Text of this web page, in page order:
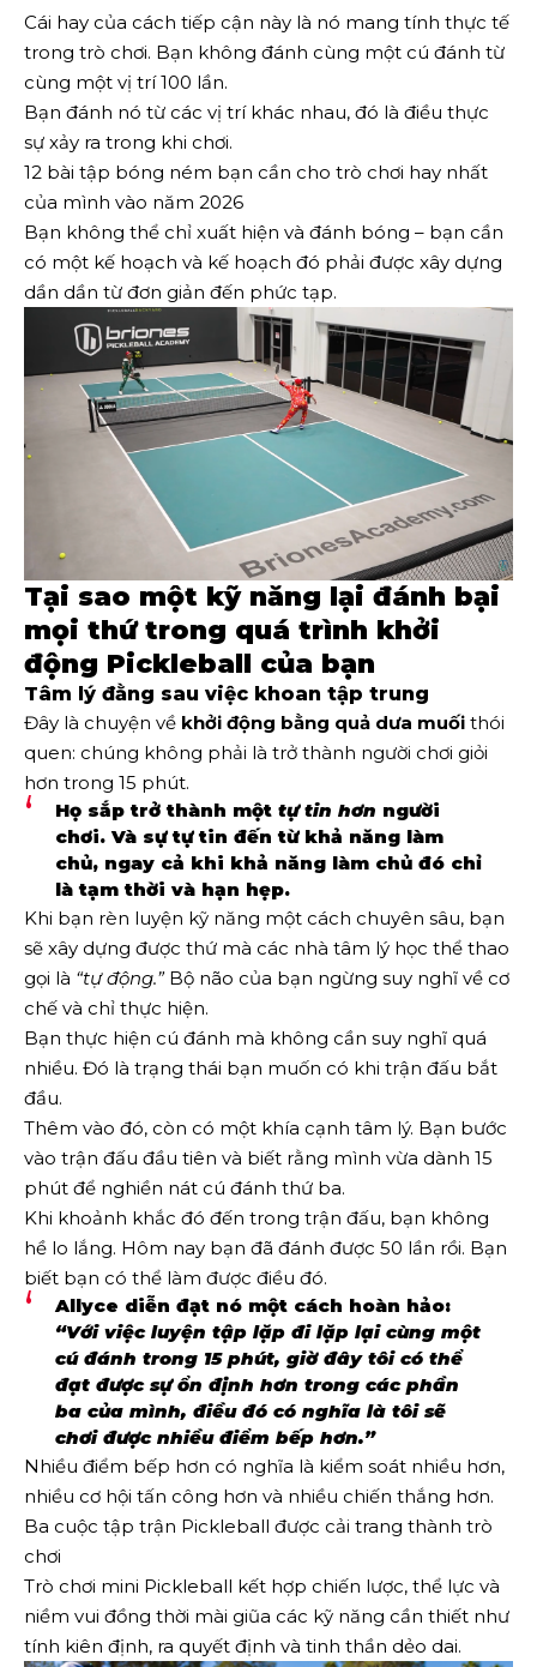
Cái hay của cách tiếp cận này là nó mang tính thực tế
trong trò chơi. Bạn không đánh cùng một cú đánh từ
cùng một vị trí 100 lần.
Bạn đánh nó từ các vị trí khác nhau, đó là điều thực
sự xảy ra trong khi chơi.
12 bài tập bóng ném bạn cần cho trò chơi hay nhất
của mình vào năm 2026
Bạn không thể chỉ xuất hiện và đánh bóng – bạn cần
có một kế hoạch và kế hoạch đó phải được xây dựng
dần dần từ đơn giản đến phức tạp.
Tại sao một kỹ năng lại đánh bại
mọi thứ trong quá trình khởi
động Pickleball của bạn
Tâm lý đằng sau việc khoan tập trung
Đây là chuyện về khởi động bằng quả dưa muối thói
quen: chúng không phải là trở thành người chơi giỏi
hơn trong 15 phút.
Họ sắp trở thành một tự tin hơn người
chơi. Và sự tự tin đến từ khả năng làm
chủ, ngay cả khi khả năng làm chủ đó chỉ
là tạm thời và hạn hẹp.
Khi bạn rèn luyện kỹ năng một cách chuyên sâu, bạn
sẽ xây dựng được thứ mà các nhà tâm lý học thể thao
gọi là “tự động.”Bộ não của bạn ngừng suy nghĩ về cơ
chế và chỉ thực hiện.
Bạn thực hiện cú đánh mà không cần suy nghĩ quá
nhiều. Đó là trạng thái bạn muốn có khi trận đấu bắt
đầu.
Thêm vào đó, còn có một khía cạnh tâm lý. Bạn bước
vào trận đấu đầu tiên và biết rằng mình vừa dành 15
phút để nghiền nát cú đánh thứ ba.
Khi khoảnh khắc đó đến trong trận đấu, bạn không
hề lo lắng. Hôm nay bạn đã đánh được 50 lần rồi. Bạn
biết bạn có thể làm được điều đó.
Allyce diễn đạt nó một cách hoàn hảo:
“Với việc luyện tập lặp đi lặp lại cùng một
cú đánh trong 15 phút, giờ đây tôi có thể
đạt được sự ổn định hơn trong các phần
ba của mình, điều đó có nghĩa là tôi sẽ
chơi được nhiều điểm bếp hơn.”
Nhiều điểm bếp hơn có nghĩa là kiểm soát nhiều hơn,
nhiều cơ hội tấn công hơn và nhiều chiến thắng hơn.
Ba cuộc tập trận Pickleball được cải trang thành trò
chơi
Trò chơi mini Pickleball kết hợp chiến lược, thể lực và
niềm vui đồng thời mài giũa các kỹ năng cần thiết như
tính kiên định, ra quyết định và tinh thần dẻo dai.